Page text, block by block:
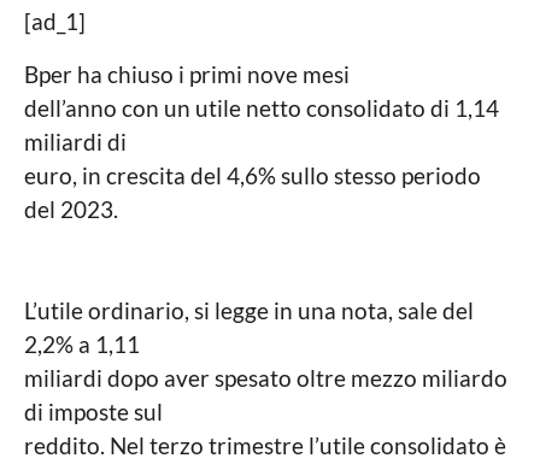
o
2
a
n
n
i
o
L
a
P
o
l
t
i
c
a
a
l
a
g
[ad_1]
Bper ha chiuso i primi nove mesi
dell’anno con un utile netto consolidato di 1,14
miliardi di
euro, in crescita del 4,6% sullo stesso periodo
del 2023.
L’utile ordinario, si legge in una nota, sale del
2,2% a 1,11
miliardi dopo aver spesato oltre mezzo miliardo
di imposte sul
reddito. Nel terzo trimestre l’utile consolidato è